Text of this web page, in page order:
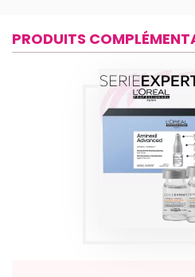
PRODUITS
CHUTE